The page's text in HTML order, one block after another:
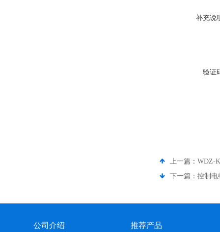
补充说
验证
上一篇： WDZ-
下一篇： 控制电
公司介绍 推荐产品